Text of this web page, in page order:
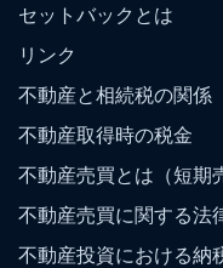
セットバックとは
リンク
不動産と相続税の関係
不動産取得時の税金
不動産売買とは（短期
不動産売買に関する法
不動産投資における納